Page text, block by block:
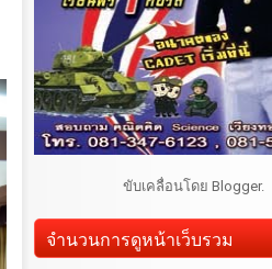
ขับเคลื่อนโดย Blogger.
จำนวนการดูหน้าเว็บรวม